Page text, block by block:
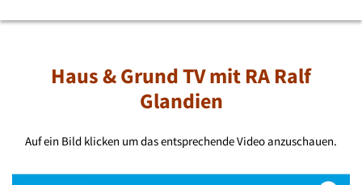
Haus & Grund TV mit RA Ralf
Glandien
Auf ein Bild klicken um das entsprechende Video anzuschauen.